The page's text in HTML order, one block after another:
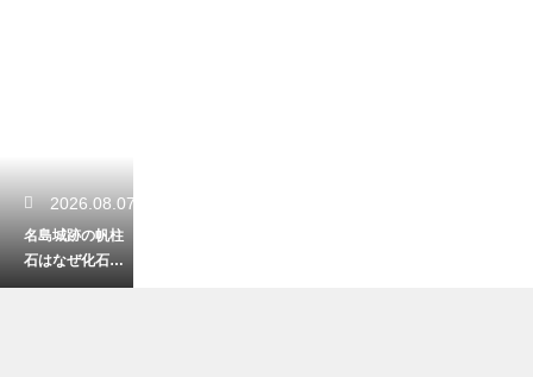
2026.08.07
名島城跡の帆柱
石はなぜ化石に
なったの？太古